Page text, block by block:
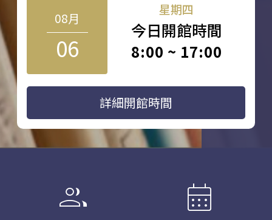
08月
06
星期四
今日開館時間
8:00 ~ 17:00
詳細開館時間
group calendar_month